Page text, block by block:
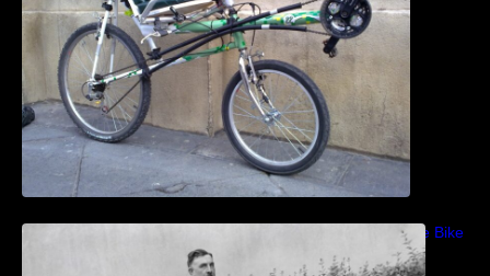
Bicicletas anfibias: Del Cyclomer al Shuttle Bike